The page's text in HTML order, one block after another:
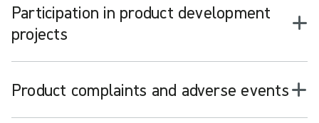
Participation in product development
projects
Product complaints and adverse events